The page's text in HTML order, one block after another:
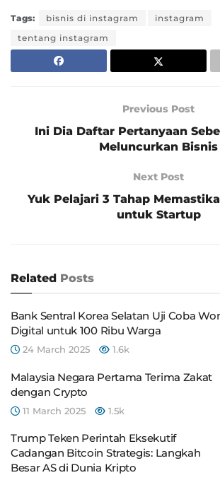
Tags: bisnis di instagram
instagram
tentang instagram
Previous Post
Ini Dia Daftar Pertanyaan
Meluncurkan Bisnis
Next Post
Yuk Pelajari 3 Tahap
untuk Startup
Related Posts
Bank Sentral Korea Selatan Uji Coba
Digital untuk 100 Ribu Warga
24 March 2025 1.6k
Malaysia Negara Pertama Terima Zakat
dengan Crypto
11 March 2025 1.5k
Trump Teken Perintah Eksekutif
Cadangan Bitcoin Strategis: Langkah
Besar AS di Dunia Kripto